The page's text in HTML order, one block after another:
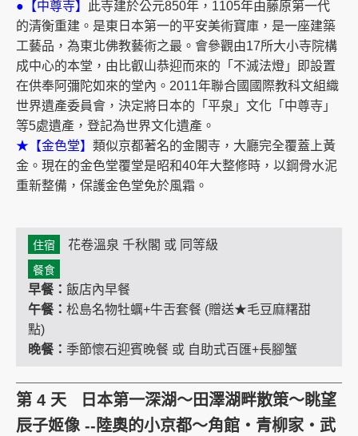
●【中尊寺】
此寺建於公元850年，1105年由藤原第一代
的清衡重建。是東日本第一的平安美術寶庫，是一座建築
工藝品，為東北佛教藝術之最。會參觀由17所大小寺院構
成中心的本堂，由比叡山恭迎而來的「不滅法燈」即設置
在供奉阿彌陀如來的堂內。2011年聯合國國際教科文組織
世界遺產委員會，決定將日本的「平泉」文化「中尊寺」
等5處遺產，登記為世界文化遺產。
★【金色堂】 類似京都著名的金閣寺，大廳完全覆蓋上黃
金。現在的金色堂覆堂是昭和40年大整修時，以鋼骨水泥
重新整備，保護金色堂免於風霜。
住宿 花卷溫泉 千秋閣 或 同等級
餐食
早餐： 飯店內早餐
午餐： 松島名物牡蠣+牛舌套餐 (贈送★毛豆麻糬甜
點)
晚餐： 季節懷石迎賓晚餐 或 自助式百匯+長腳蟹
第 4 天 日本第一深湖～田澤湖畔散策～眺望
辰子姬像 --陸奧的小京都～角館‧青柳家‧武